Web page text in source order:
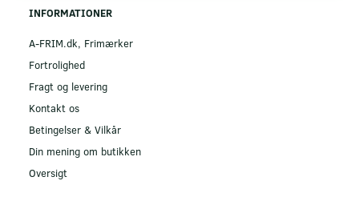
INFORMATIONER
A-FRIM.dk, Frimærker
Fortrolighed
Fragt og levering
Kontakt os
Betingelser & Vilkår
Din mening om butikken
Oversigt